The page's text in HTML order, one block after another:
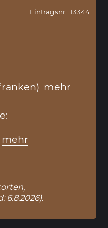
Eintragsnr.: 13344
mehr
mehr
6.8.2026).